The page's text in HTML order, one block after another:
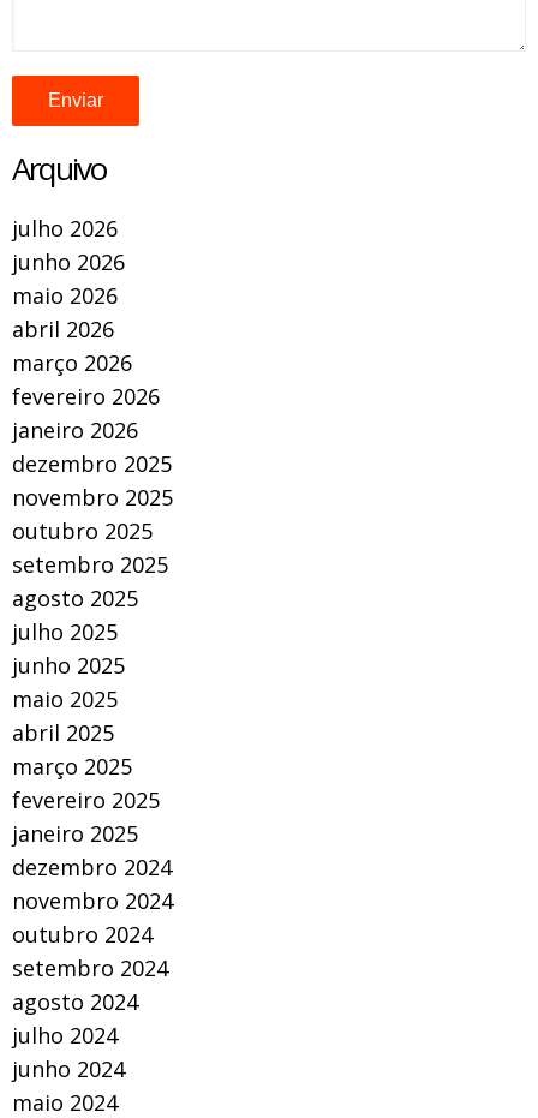
Arquivo
julho 2026
junho 2026
maio 2026
abril 2026
março 2026
fevereiro 2026
janeiro 2026
dezembro 2025
novembro 2025
outubro 2025
setembro 2025
agosto 2025
julho 2025
junho 2025
maio 2025
abril 2025
março 2025
fevereiro 2025
janeiro 2025
dezembro 2024
novembro 2024
outubro 2024
setembro 2024
agosto 2024
julho 2024
junho 2024
maio 2024